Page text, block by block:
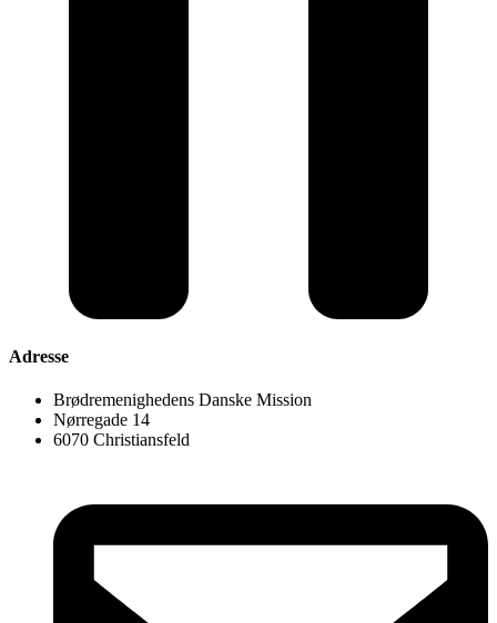
Adresse
Brødremenighedens Danske Mission
Nørregade 14
6070 Christiansfeld